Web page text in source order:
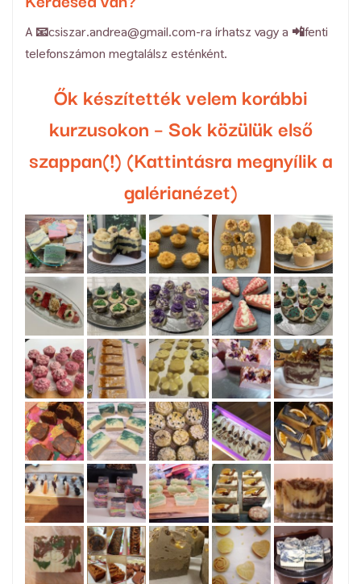
A 📧csiszar.andrea@gmail.com-ra írhatsz vagy a 📲fenti
telefonszámon megtalálsz esténként.
Ők készítették velem korábbi
kurzusokon – Sok közülük első
szappan(!) (Kattintásra megnyílik a
galérianézet)